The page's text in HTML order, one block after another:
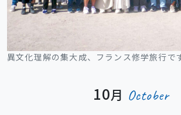
異文化理解の集大成、フランス修学旅行です
10月 October